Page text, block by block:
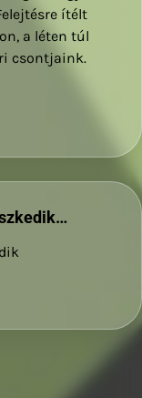
ítélt
a léten túl
csontjaink.